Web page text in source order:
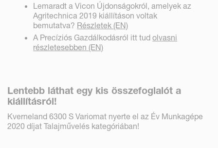
Lemaradt a Vicon Újdonságokról, amelyek az
Agritechnica 2019 kiállításon voltak
bemutatva? Részletek (EN)
A Precíziós Gazdálkodásról itt tudolvasni
részletesebben (EN)
Lentebb láthat egy kis összefoglalót a
kiállításról!
Kverneland 6300 S Variomat nyerte el az Év Munkagépe
2020 díjat Talajművelés kategóriában!